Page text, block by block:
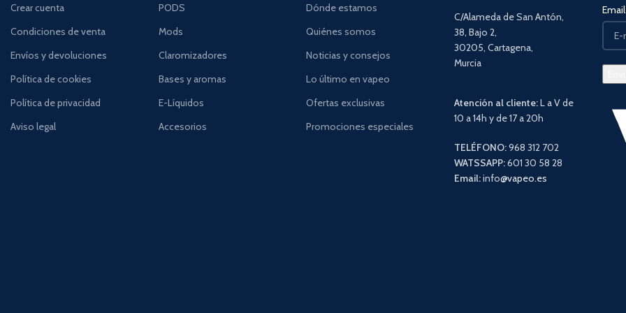
Crear cuenta
Condiciones de venta
Envíos y devoluciones
Política de cookies
Política de privacidad
Aviso legal
PODS
Mods
Claromizadores
Bases y aromas
E-Líquidos
Accesorios
Dónde estamos
Quiénes somos
Noticias y consejos
Lo último en vapeo
Ofertas exclusivas
Promociones especiales
C/Alameda de San Antón,
38, Bajo 2,
30205, Cartagena,
Murcia
Atención al cliente:L a V de
10 a 14h y de 17 a 20h
TELÉFONO:968 312 702
WATSSAPP:601 30 58 28
Email:info@vapeo.es